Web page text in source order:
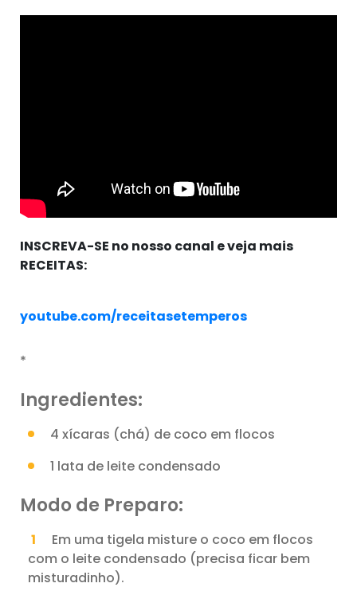
INSCREVA-SE no nosso canal e veja mais
RECEITAS:
youtube.com/receitasetemperos
*
Ingredientes:
4 xícaras (chá) de coco em flocos
1 lata de leite condensado
Modo de Preparo:
Em uma tigela misture o coco em flocos
com o leite condensado (precisa ficar bem
misturadinho).